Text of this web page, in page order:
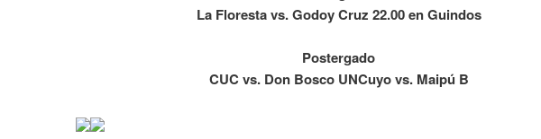
La Floresta vs. Godoy Cruz 22.00 en Guindos
Postergado
CUC vs. Don Bosco UNCuyo vs. Maipú B